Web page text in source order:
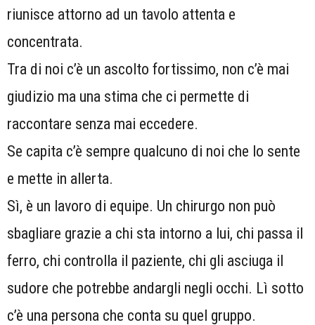
riunisce attorno ad un tavolo attenta e
concentrata.
Tra di noi c’è un ascolto fortissimo, non c’è mai
giudizio ma una stima che ci permette di
raccontare senza mai eccedere.
Se capita c’è sempre qualcuno di noi che lo sente
e mette in allerta.
Sì, è un lavoro di equipe. Un chirurgo non può
sbagliare grazie a chi sta intorno a lui, chi passa il
ferro, chi controlla il paziente, chi gli asciuga il
sudore che potrebbe andargli negli occhi. Lì sotto
c’è una persona che conta su quel gruppo.